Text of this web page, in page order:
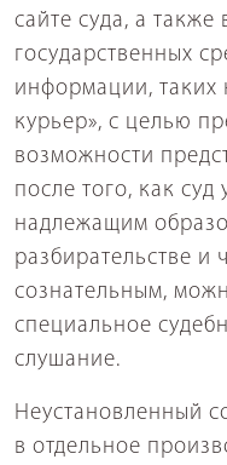
сайте суда, а
государственных
информации, таких
курьер», с целью
возможности
после того, как суд
надлежащим
разбирательстве и
сознательным,
специальное
слушание.
Неустановленный
в отдельное